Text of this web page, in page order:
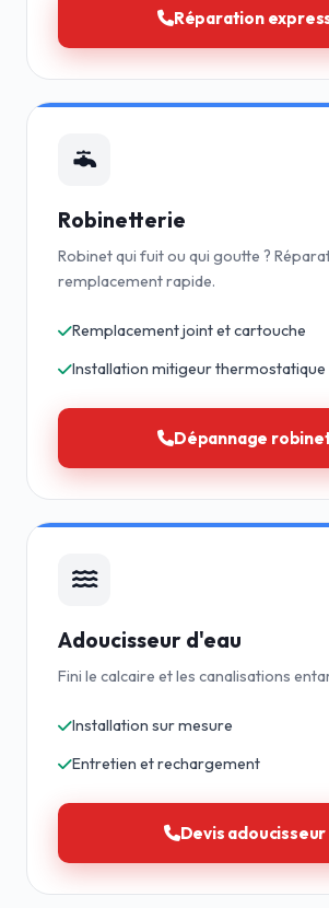
Réparation
Robinetterie
Robinet qui fuit ou qui goutte ?
remplacement rapide.
Remplacement joint et cartouche
Installation mitigeur thermostatique
Dépannage
Adoucisseur d'eau
Fini le calcaire et les canalisations
Installation sur mesure
Entretien et rechargement
Devis adoucisseur